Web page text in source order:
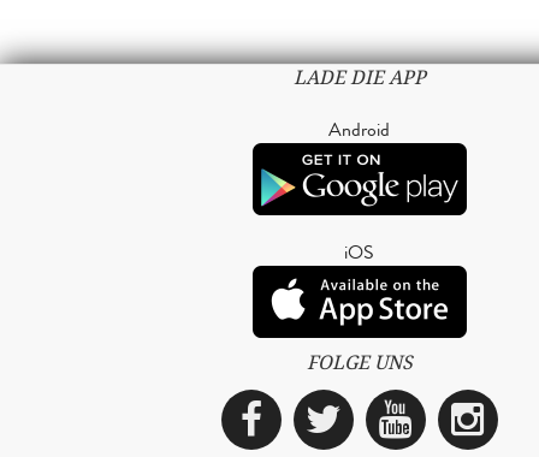
LADE DIE APP
Android
iOS
FOLGE UNS
Facebook
Twitter